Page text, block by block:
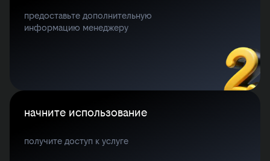
предоставьте дополнительную
информацию менеджеру
начните использование
получите доступ к услуге